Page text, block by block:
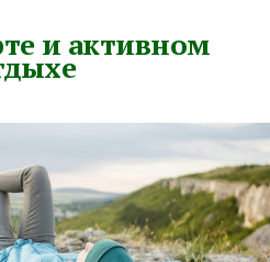
и активном